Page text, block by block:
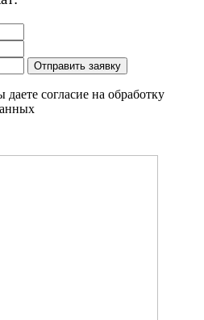
Отправить заявку
согласие на обработку